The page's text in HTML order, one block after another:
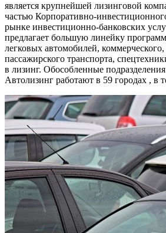
является крупнейшей лизинговой
частью Корпоративно-
рынке инвестиционно-банковских
предлагает большую линейку
легковых автомобилей, коммерческого,
пассажирского транспорта,
в лизинг. Обособленные
Автолизинг работают в 59 городах , в